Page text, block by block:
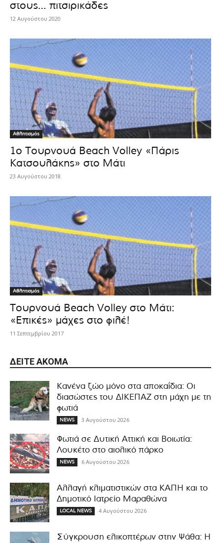
στους… πιτσιρικάδες
12 Αυγούστου 2020
Αθλητισμός
1ο Τουρνουά Beach Volley «Πάρις
Κατσουλάκης» στο Μάτι
23 Αυγούστου 2018
Αθλητισμός
Τουρνουά Beach Volley στο Μάτι:
«Επικές» μάχες στο φιλέ!
11 Σεπτεμβρίου 2017
ΔΕΊΤΕ ΑΚΌΜΑ
Κανένα ζώο μόνο στα αποκαΐδια: Οι
διασώστες του ΔΙΚΕΠΑΖ στη μάχη με τη
φωτιά
NEWS 3 Αυγούστου 2026
Φωτιά σε Δυτική Αττική και Βοιωτία:
Λουκέτο στο αιολικό πάρκο
NEWS 6 Αυγούστου 2026
Αλλαγή κλιματιστικών στα ΚΑΠΗ και το
Δημοτικό Ιατρείο Μαραθώνα
LOCAL NEWS 4 Αυγούστου 2026
Σύγκρουση ελικοπτέρων στην Ψάθα: Η